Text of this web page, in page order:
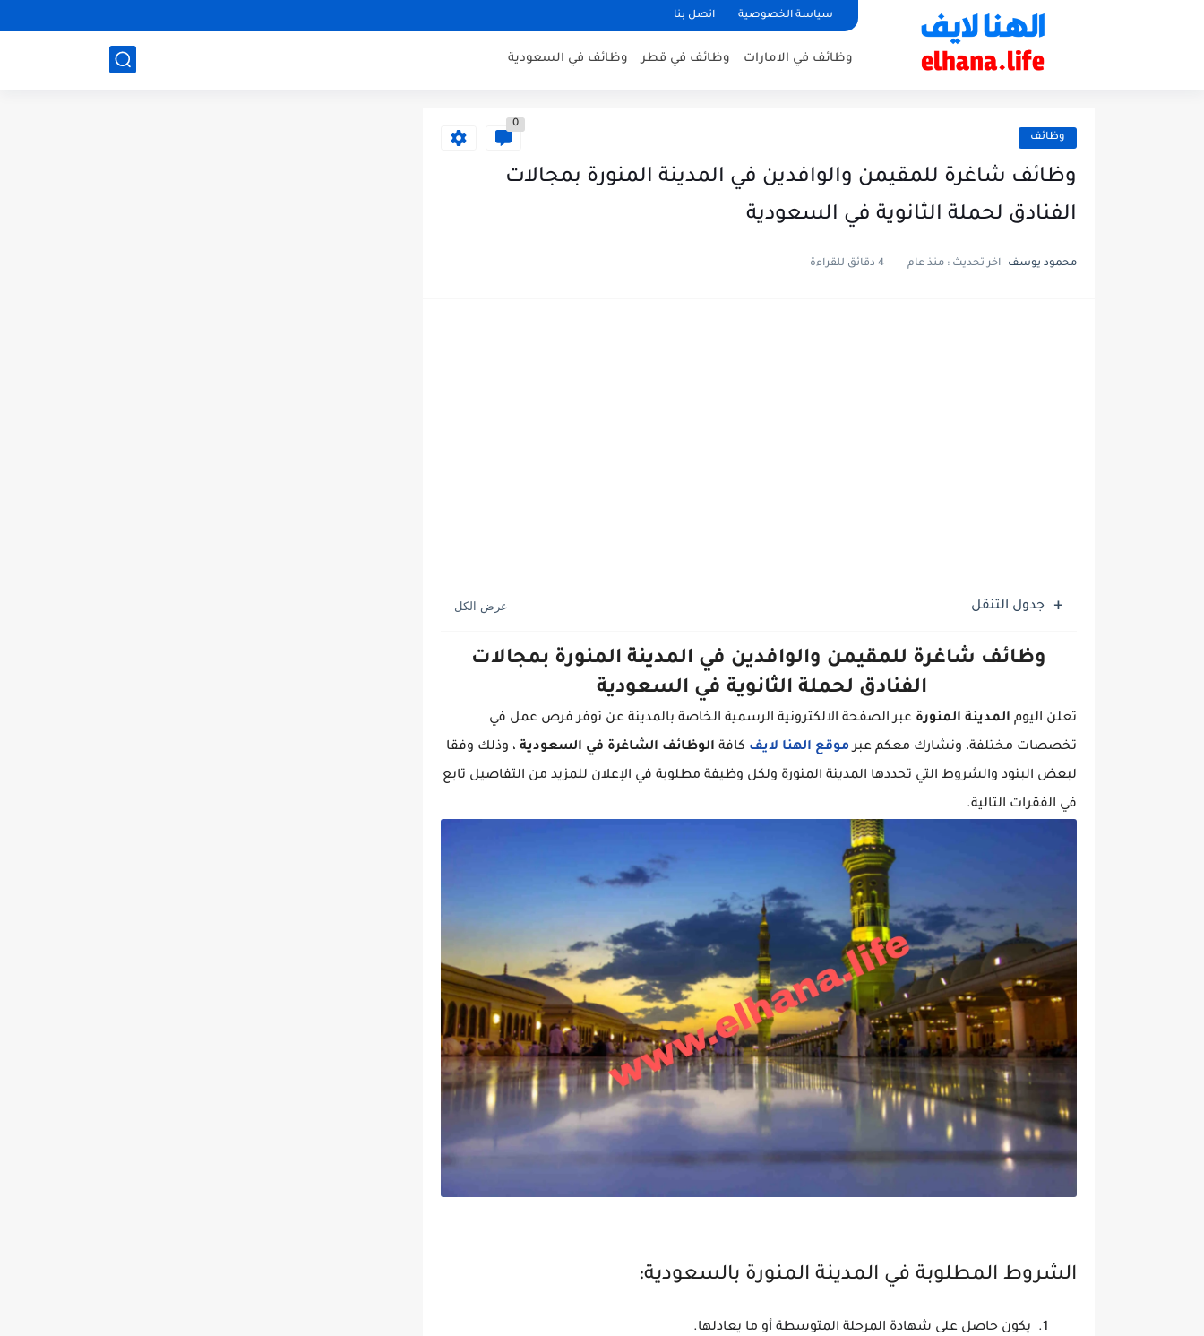
سياسة الخصوصية اتصل بنا
وظائف في الامارات وظائف في قطر وظائف في السعودية
وظائف
0
وظائف شاغرة للمقيمن والوافدين في المدينة المنورة بمجالات
الفنادق لحملة الثانوية في السعودية
محمود يوسف اخر تحديث : منذ عام 4 دقائق للقراءة
جدول التنقل
وظائف شاغرة للمقيمن والوافدين في المدينة المنورة بمجالات
الفنادق لحملة الثانوية في السعودية
تعلن اليوم المدينة المنورة عبر الصفحة الالكترونية الرسمية الخاصة بالمدينة عن توفر فرص عمل في
تخصصات مختلفة، ونشارك معكم عبرموقع الهنا لايف كافة الوظائف الشاغرة في السعودية ، وذلك وفقا
لبعض البنود والشروط التي تحددها المدينة المنورة ولكل وظيفة مطلوبة في الإعلان للمزيد من التفاصيل تابع
في الفقرات التالية.
الشروط المطلوبة في المدينة المنورة بالسعودية:
يكون حاصل على شهادة المرحلة المتوسطة أو ما يعادلها.